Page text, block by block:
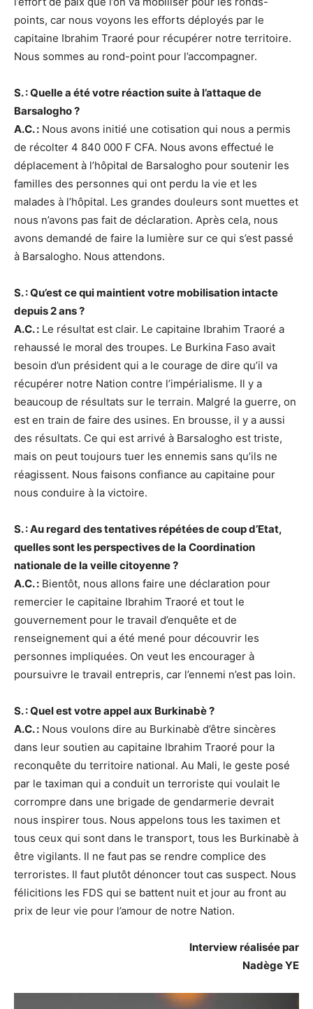
points, car nous voyons les efforts déployés par le
capitaine Ibrahim Traoré pour récupérer notre territoire.
Nous sommes au rond-point pour l’accompagner.
S. : Quelle a été votre réaction suite à l’attaque de
Barsalogho ?
A.C. : Nous avons initié une cotisation qui nous a permis
de récolter 4 840 000 F CFA. Nous avons effectué le
déplacement à l’hôpital de Barsalogho pour soutenir les
familles des personnes qui ont perdu la vie et les
malades à l’hôpital. Les grandes douleurs sont muettes et
nous n’avons pas fait de déclaration. Après cela, nous
avons demandé de faire la lumière sur ce qui s’est passé
à Barsalogho. Nous attendons.
S. : Qu’est ce qui maintient votre mobilisation intacte
depuis 2 ans ?
A.C. : Le résultat est clair. Le capitaine Ibrahim Traoré a
rehaussé le moral des troupes. Le Burkina Faso avait
besoin d’un président qui a le courage de dire qu’il va
récupérer notre Nation contre l’impérialisme. Il y a
beaucoup de résultats sur le terrain. Malgré la guerre, on
est en train de faire des usines. En brousse, il y a aussi
des résultats. Ce qui est arrivé à Barsalogho est triste,
mais on peut toujours tuer les ennemis sans qu’ils ne
réagissent. Nous faisons confiance au capitaine pour
nous conduire à la victoire.
S. : Au regard des tentatives répétées de coup d’Etat,
quelles sont les perspectives de la Coordination
nationale de la veille citoyenne ?
A.C. : Bientôt, nous allons faire une déclaration pour
remercier le capitaine Ibrahim Traoré et tout le
gouvernement pour le travail d’enquête et de
renseignement qui a été mené pour découvrir les
personnes impliquées. On veut les encourager à
poursuivre le travail entrepris, car l’ennemi n’est pas loin.
S. : Quel est votre appel aux Burkinabè ?
A.C. : Nous voulons dire au Burkinabè d’être sincères
dans leur soutien au capitaine Ibrahim Traoré pour la
reconquête du territoire national. Au Mali, le geste posé
par le taximan qui a conduit un terroriste qui voulait le
corrompre dans une brigade de gendarmerie devrait
nous inspirer tous. Nous appelons tous les taximen et
tous ceux qui sont dans le transport, tous les Burkinabè à
être vigilants. Il ne faut pas se rendre complice des
terroristes. Il faut plutôt dénoncer tout cas suspect. Nous
félicitions les FDS qui se battent nuit et jour au front au
prix de leur vie pour l’amour de notre Nation.
Interview réalisée par
Nadège YE
Lecteur